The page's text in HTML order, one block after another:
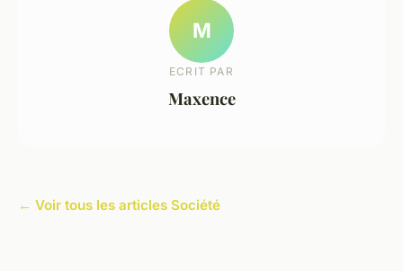
M
ECRIT PAR
Maxence
← Voir tous les articles Société